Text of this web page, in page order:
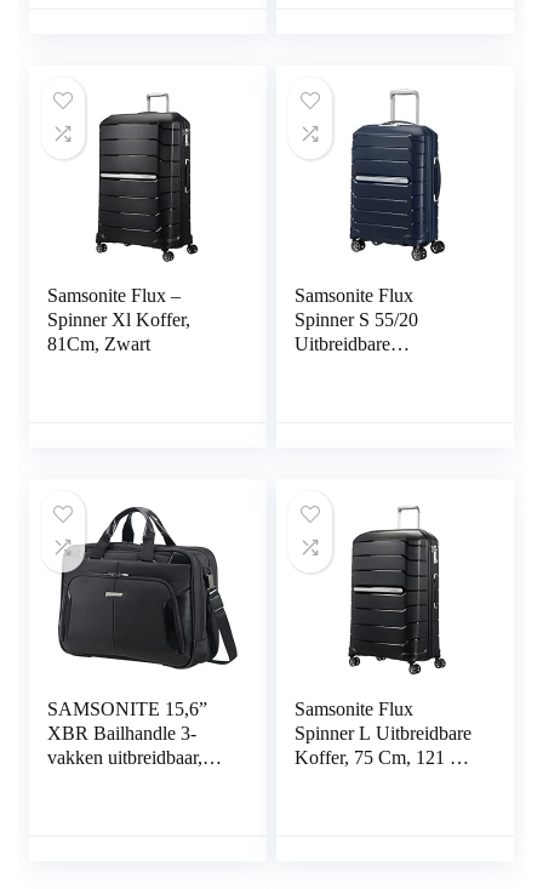
Samsonite Flux –
Spinner Xl Koffer,
81Cm, Zwart
Samsonite Flux
Spinner S 55/20
Uitbreidbare
SAMSONITE 15,6”
XBR Bailhandle 3-
vakken uitbreidbaar,
Samsonite Flux
Spinner L Uitbreidbare
Koffer, 75 Cm, 121 L,